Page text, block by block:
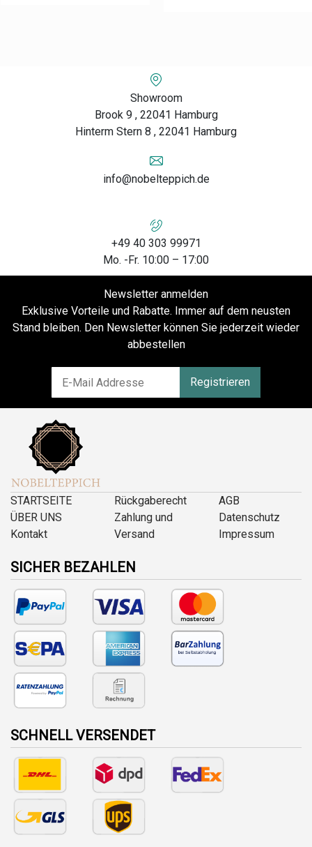
Showroom
Brook 9 , 22041 Hamburg
Hinterm Stern 8 , 22041 Hamburg
info@nobelteppich.de
+49 40 303 99971
Mo. -Fr. 10:00 – 17:00
Newsletter anmelden
Exklusive Vorteile und Rabatte. Immer auf dem neusten
Stand bleiben. Den Newsletter können Sie jederzeit wieder
abbestellen
Registrieren
STARTSEITE
ÜBER UNS
Kontakt
Rückgaberecht
Zahlung und
Versand
AGB
Datenschutz
Impressum
SICHER BEZAHLEN
SCHNELL VERSENDET